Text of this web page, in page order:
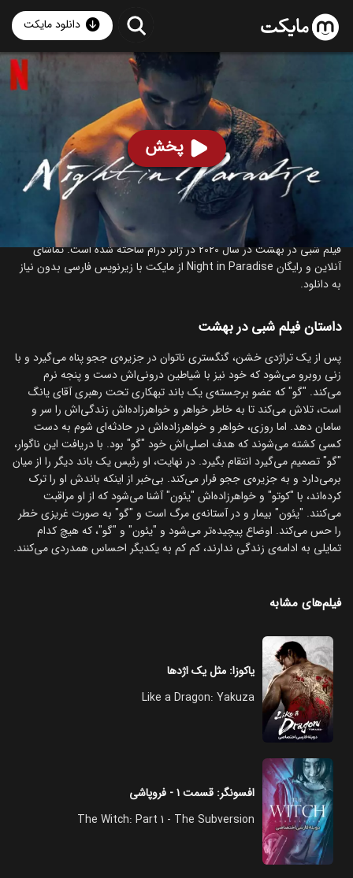
دانلود مایکت
پخش
۶.۸
ساخت کره جنوبی سال 2020
رده سنی ۱۳+
کره‌ای
درام
درباره فیلم شبی در بهشت
فیلم شبی در بهشت در سال 2020 در ژانر درام ساخته شده است. تماشای
آنلاین و رایگان Night in Paradise از مایکت با زیرنویس فارسی بدون نیاز
به دانلود.
داستان فیلم شبی در بهشت
پس از یک تراژدی خشن، گنگستری ناتوان در جزیره‌ی ججو پناه می‌گیرد و با
زنی روبرو می‌شود که خود نیز با شیاطین درونی‌اش دست و پنجه نرم
می‌کند. "گو" که عضو برجسته‌ی یک باند تبهکاری تحت رهبری آقای یانگ
است، تلاش می‌کند تا به خاطر خواهر و خواهرزاده‌اش زندگی‌اش را سر و
سامان دهد. اما روزی، خواهر و خواهرزاده‌اش در حادثه‌ای شوم به دست
کسی کشته می‌شوند که هدف اصلی‌اش خود "گو" بود. با دریافت این ناگوار،
"گو" تصمیم می‌گیرد انتقام بگیرد. در نهایت، او رئیس یک باند دیگر را از میان
برمی‌دارد و به جزیره‌ی ججو فرار می‌کند. بی‌خبر از اینکه باندش او را ترک
کرده‌اند، با "کوتو" و خواهرزاده‌اش "یئون" آشنا می‌شود که از او مراقبت
می‌کنند. "یئون" بیمار و در آستانه‌ی مرگ است و "گو" به صورت غریزی خطر
را حس می‌کند. اوضاع پیچیده‌تر می‌شود و "یئون" و "گو"، که هیچ کدام
تمایلی به ادامه‌ی زندگی ندارند، کم کم به یکدیگر احساس همدردی می‌کنند.
فیلم‌های مشابه
یاکوزا: مثل یک اژدها
Like a Dragon: Yakuza
افسونگر: قسمت ۱ - فروپاشی
The Witch: Part 1 - The Subversion